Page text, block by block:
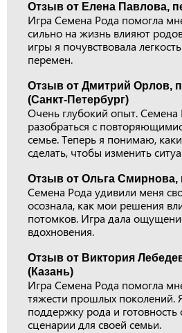
Отзыв от Елена Павлова,
Игра Семена Рода помогла
сильно на жизнь влияют
игры я почувствовала
перемен.
Отзыв от Дмитрий Орлов,
(Санкт-Петербург)
Очень глубокий опыт. Семена
разобраться с
семье. Теперь я понимаю,
сделать, чтобы изменить
Отзыв от Ольга Смирнова,
Семена Рода удивили меня
осознала, как мои решения
потомков. Игра дала
вдохновения.
Отзыв от Виктория
(Казань)
Игра Семена Рода помогла
тяжести прошлых поколений.
поддержку рода и готовность
сценарии для своей семьи.